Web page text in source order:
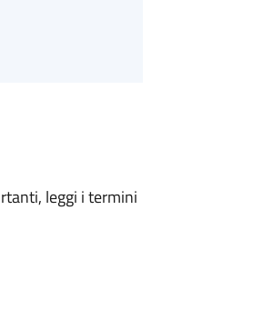
leggi i termini